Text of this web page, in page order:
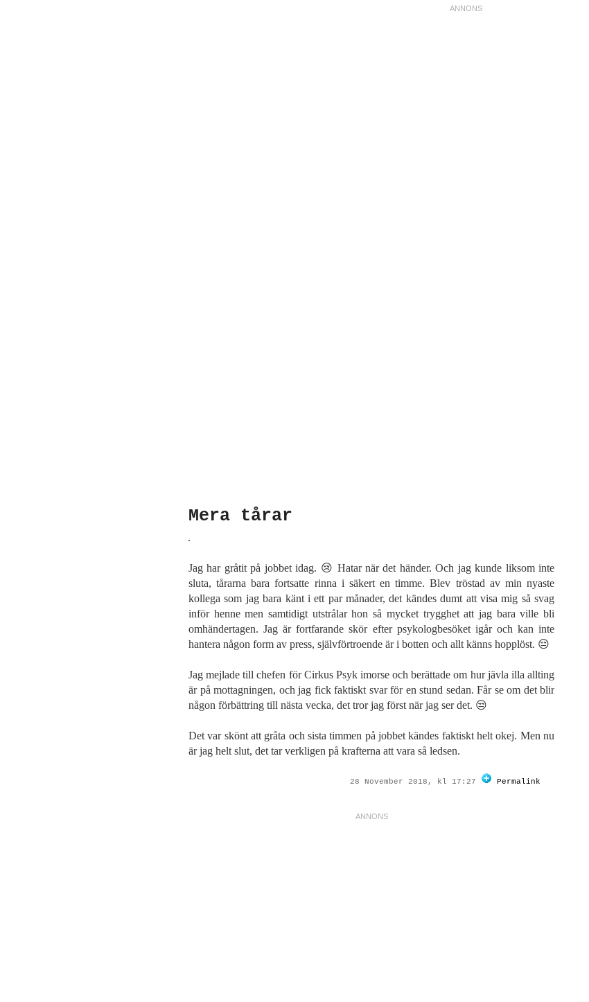
Mera tårar
Jag har gråtit på jobbet idag. 😢 Hatar när det händer. Och jag kunde liksom inte
sluta, tårarna bara fortsatte rinna i säkert en timme. Blev tröstad av min nyaste
kollega som jag bara känt i ett par månader, det kändes dumt att visa mig så svag
inför henne men samtidigt utstrålar hon så mycket trygghet att jag bara ville bli
omhändertagen. Jag är fortfarande skör efter psykologbesöket igår och kan inte
hantera någon form av press, självförtroende är i botten och allt känns hopplöst. 😔
Jag mejlade till chefen för Cirkus Psyk imorse och berättade om hur jävla illa allting
är på mottagningen, och jag fick faktiskt svar för en stund sedan. Får se om det blir
någon förbättring till nästa vecka, det tror jag först när jag ser det. 😒
Det var skönt att gråta och sista timmen på jobbet kändes faktiskt helt okej. Men nu
är jag helt slut, det tar verkligen på krafterna att vara så ledsen.
28 November 2018, kl 17:27 Permalink